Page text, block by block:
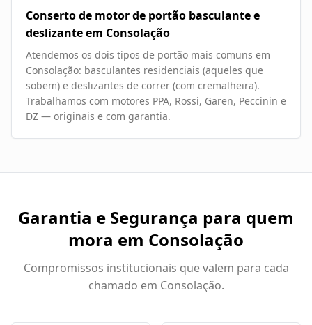
Conserto de motor de portão basculante e
deslizante em Consolação
Atendemos os dois tipos de portão mais comuns em
Consolação: basculantes residenciais (aqueles que
sobem) e deslizantes de correr (com cremalheira).
Trabalhamos com motores PPA, Rossi, Garen, Peccinin e
DZ — originais e com garantia.
Garantia e Segurança para quem
mora em Consolação
Compromissos institucionais que valem para cada
chamado em Consolação.